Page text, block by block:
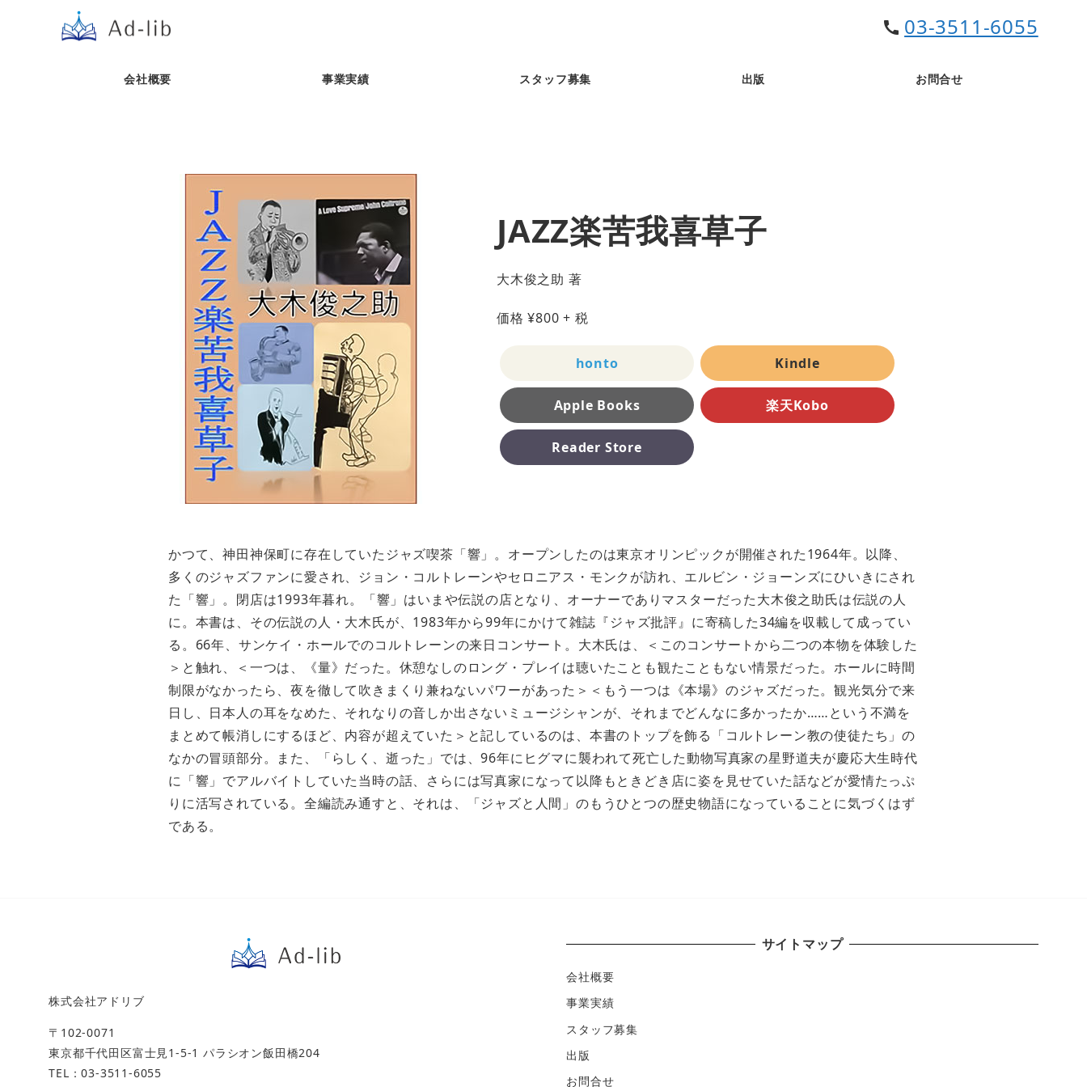
call 03-3511-6055
会社概要 事業実績 スタッフ募集 出版 お問合せ
JAZZ楽苦我喜草子
大木俊之助 著
価格¥800 + 税
honto Kindle
Apple Books 楽天Kobo
Reader Store
かつて、神田神保町に存在していたジャズ喫茶「響」。オープンしたのは東京オリンピックが開催された1964年。以降、
多くのジャズファンに愛され、ジョン・コルトレーンやセロニアス・モンクが訪れ、エルビン・ジョーンズにひいきにされ
た「響」。閉店は1993年暮れ。「響」はいまや伝説の店となり、オーナーでありマスターだった大木俊之助氏は伝説の人
に。本書は、その伝説の人・大木氏が、1983年から99年にかけて雑誌『ジャズ批評』に寄稿した34編を収載して成ってい
る。66年、サンケイ・ホールでのコルトレーンの来日コンサート。大木氏は、＜このコンサートから二つの本物を体験した
＞と触れ、＜一つは、《量》だった。休憩なしのロング・プレイは聴いたことも観たこともない情景だった。ホールに時間
制限がなかったら、夜を徹して吹きまくり兼ねないパワーがあった＞＜もう一つは《本場》のジャズだった。観光気分で来
日し、日本人の耳をなめた、それなりの音しか出さないミュージシャンが、それまでどんなに多かったか……という不満を
まとめて帳消しにするほど、内容が超えていた＞と記しているのは、本書のトップを飾る「コルトレーン教の使徒たち」の
なかの冒頭部分。また、「らしく、逝った」では、96年にヒグマに襲われて死亡した動物写真家の星野道夫が慶応大生時代
に「響」でアルバイトしていた当時の話、さらには写真家になって以降もときどき店に姿を見せていた話などが愛情たっぷ
りに活写されている。全編読み通すと、それは、「ジャズと人間」のもうひとつの歴史物語になっていることに気づくはず
である。
株式会社アドリブ
〒102-0071
東京都千代田区富士見1-5-1 パラシオン飯田橋204
TEL：03-3511-6055
サイトマップ
会社概要
事業実績
スタッフ募集
出版
お問合せ